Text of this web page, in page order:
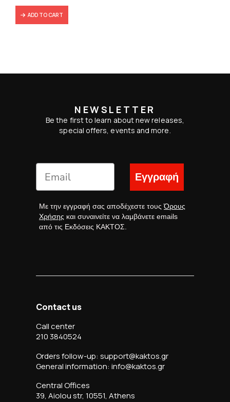
ADD TO CART
NEWSLETTER
Be the first to learn about new releases,
special offers, events and more.
Εγγραφή
Με την εγγραφή σας αποδέχεστε τουςΌρους
Χρήσης και συναινείτε να λαμβάνετε emails
από τις Εκδόσεις ΚΑΚΤΟΣ.
Contact us
Call center
210 3840524
Orders follow-up: support@kaktos.gr
General information: info@kaktos.gr
Central Offices
39, Aiolou str, 10551, Athens